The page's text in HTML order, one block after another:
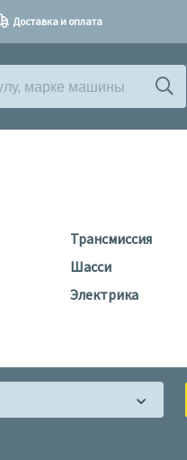
Доставка и оплата
Трансмиссия
Шасси
Электрика